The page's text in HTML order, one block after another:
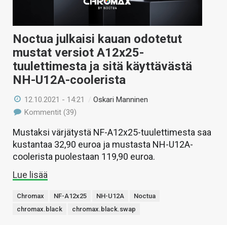
HAKU
Noctua julkaisi kauan odotetut
mustat versiot A12x25-
tuulettimesta ja sitä käyttävästä
NH-U12A-coolerista
12.10.2021 - 14:21 /Oskari Manninen
Kommentit (39)
Mustaksi värjätystä NF-A12x25-tuulettimesta saa
kustantaa 32,90 euroa ja mustasta NH-U12A-
coolerista puolestaan 119,90 euroa.
Lue lisää
Chromax NF-A12x25 NH-U12A
Noctua
chromax.black
chromax.black.swap